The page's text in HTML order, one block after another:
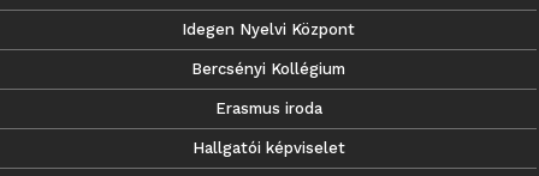
Idegen Nyelvi Központ
Bercsényi Kollégium
Erasmus iroda
Hallgatói képviselet